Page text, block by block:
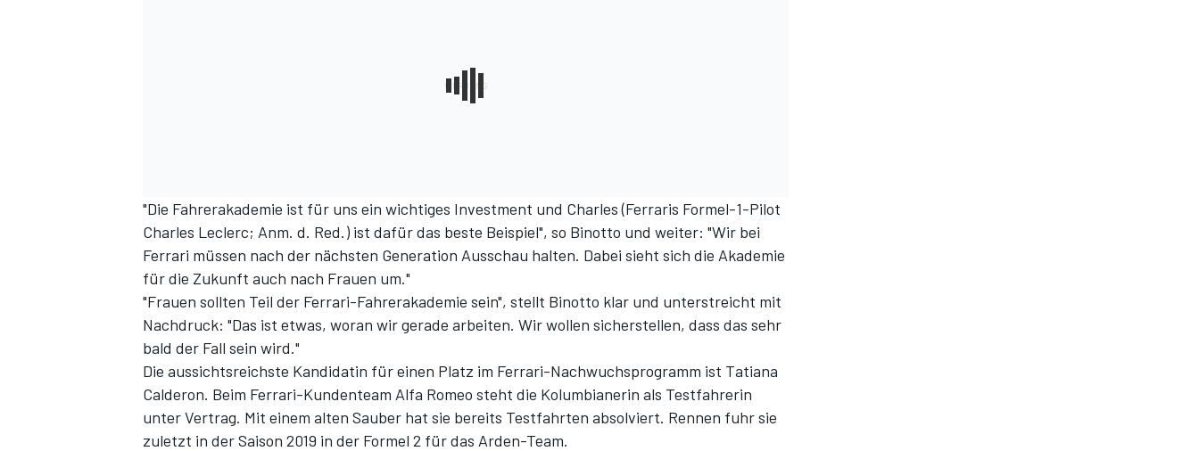
DTM
"Die Fahrerakademie ist für uns ein wichtiges Investment und Charles (Ferraris Formel-1-Pilot
Charles Leclerc; Anm. d. Red.) ist dafür das beste Beispiel", so Binotto und weiter: "Wir bei
Ferrari müssen nach der nächsten Generation Ausschau halten. Dabei sieht sich die Akademie
für die Zukunft auch nach Frauen um."
"Frauen sollten Teil der Ferrari-Fahrerakademie sein", stellt Binotto klar und unterstreicht mit
Nachdruck: "Das ist etwas, woran wir gerade arbeiten. Wir wollen sicherstellen, dass das sehr
bald der Fall sein wird."
Die aussichtsreichste Kandidatin für einen Platz im Ferrari-Nachwuchsprogramm ist Tatiana
Calderon. Beim Ferrari-Kundenteam Alfa Romeo steht die Kolumbianerin als Testfahrerin
unter Vertrag. Mit einem alten Sauber hat sie bereits Testfahrten absolviert. Rennen fuhr sie
zuletzt in der Saison 2019 in der Formel 2 für das Arden-Team.